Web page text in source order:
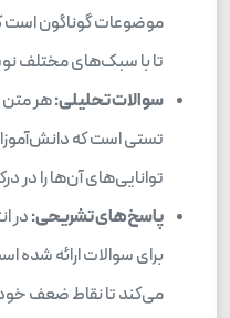
موضوعات گوناگون است
تا با سبک‌های مختلف
سوالات تحلیلی:هر متن
تستی است که
توانایی‌های آن‌ها را
پاسخ‌های تشریحی:در
برای سوالات ارائه شده
می‌کند تا نقاط ضعف خود